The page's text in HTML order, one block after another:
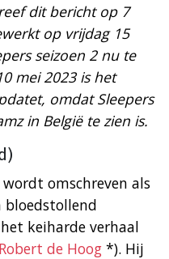
dit bericht op 7
op vrijdag 15
seizoen 2 nu te
mei 2023 is het
omdat Sleepers
in België te zien is.
wordt omschreven als
bloedstollend
keiharde verhaal
Robert de Hoog *). Hij